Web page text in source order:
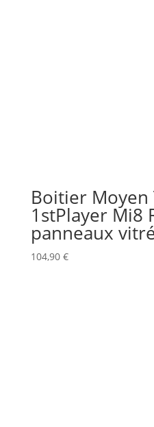
Boitier Moyen
1stPlayer Mi8
panneaux
104,90 €